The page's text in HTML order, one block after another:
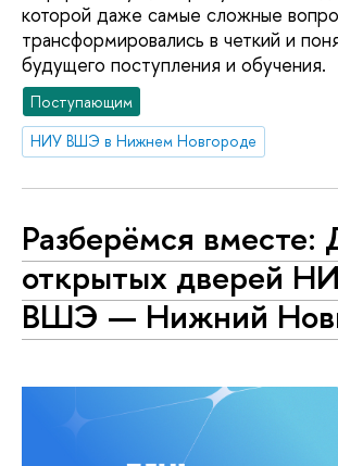
которой даже самые сложные
трансформировались в четкий и
будущего поступления и обучения.
Поступающим
НИУ ВШЭ в Нижнем Новгороде
Разберёмся вместе:
открытых дверей
ВШЭ — Нижний